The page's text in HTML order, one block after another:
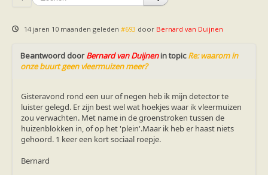
Hulp bij bouwplannen en bomenkap
Knelpunten in vleermuisbescherming
Vleermuis advies en onderzoekbureaus
Meedoen
Landelijk zoogdierwerkgroepen
Regionale of provinciale werkgroepen
Jeugd
Internationaal
Ik wil graag mee op vleermuisexcursie
14 jaren 10 maanden geleden #693 door Bernard van Duijnen
Beantwoord doorBernard van Duijnenin topicRe: waarom in
onze buurt geen vleermuizen meer?
Gisteravond rond een uur of negen heb ik mijn detector te
luister gelegd. Er zijn best wel wat hoekjes waar ik vleermuizen
zou verwachten. Met name in de groenstroken tussen de
huizenblokken in, of op het 'plein'.Maar ik heb er haast niets
gehoord. 1 keer een kort sociaal roepje.
Bernard